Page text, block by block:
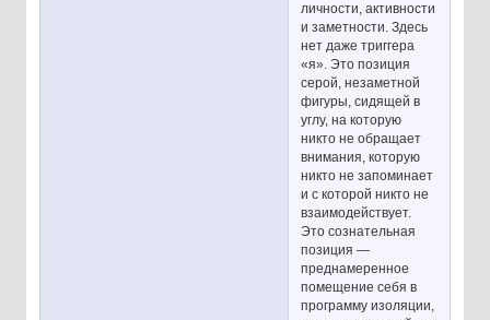
личности, активности
и заметности. Здесь
нет даже триггера
«я». Это позиция
серой, незаметной
фигуры, сидящей в
углу, на которую
никто не обращает
внимания, которую
никто не запоминает
и с которой никто не
взаимодействует.
Это сознательная
позиция —
преднамеренное
помещение себя в
программу изоляции,